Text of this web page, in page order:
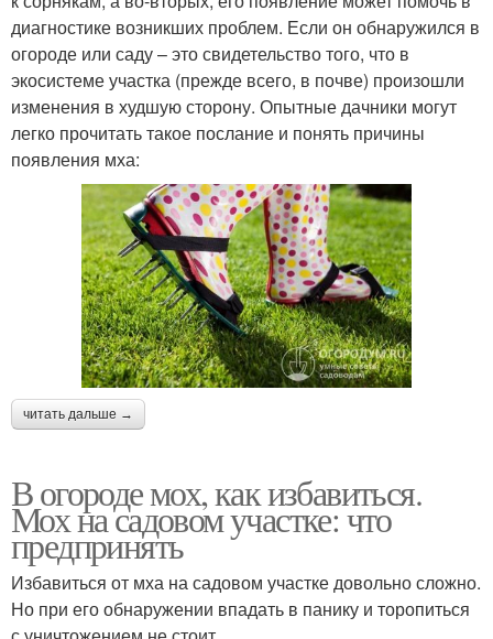
диагностике возникших проблем. Если он обнаружился в
огороде или саду – это свидетельство того, что в
экосистеме участка (прежде всего, в почве) произошли
изменения в худшую сторону. Опытные дачники могут
легко прочитать такое послание и понять причины
появления мха:
читать дальше →
В огороде мох, как избавиться.
Мох на садовом участке: что
предпринять
Избавиться от мха на садовом участке довольно сложно.
Но при его обнаружении впадать в панику и торопиться